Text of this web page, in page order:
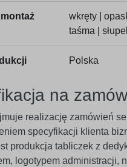
wkręty |
taśma |
Polska
na
realizację zamówień
specyfikacji klienta
produkcja tabliczek z
logotypem administracji,